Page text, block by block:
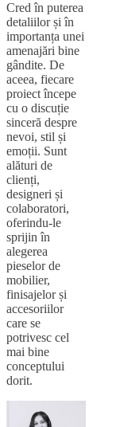
Cred în puterea
detaliilor și în
importanța unei
amenajări bine
gândite. De
aceea, fiecare
proiect începe
cu o discuție
sinceră despre
nevoi, stil și
emoții. Sunt
alături de
clienți,
designeri și
colaboratori,
oferindu-le
sprijin în
alegerea
pieselor de
mobilier,
finisajelor și
accesoriilor
care se
potrivesc cel
mai bine
conceptului
dorit.